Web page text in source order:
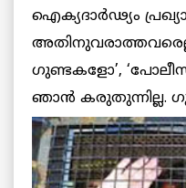
ഐക്യദാര്‍ഢ്യം
ഗുണ്ടകളോ’,
ഞാന്‍ കരുതുന്നില്ല.